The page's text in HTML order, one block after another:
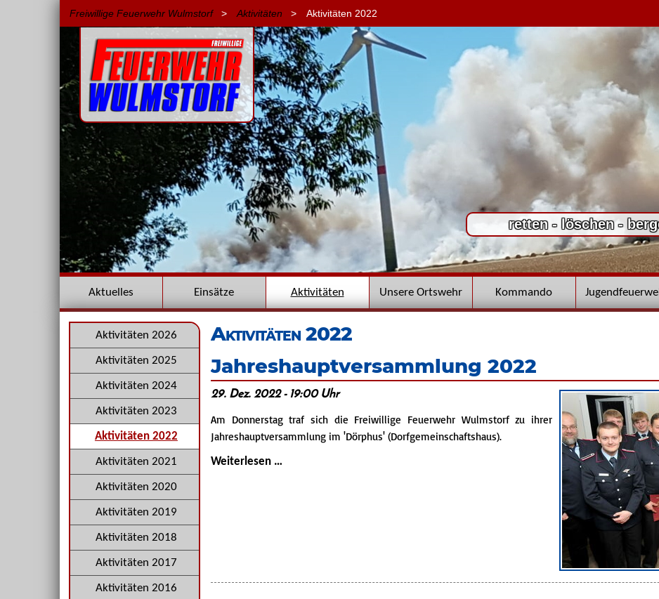
Freiwillige Feuerwehr Wulmstorf> Aktivitäten > Aktivitäten 2022
retten - löschen -
Navigation
überspringen
Aktuelles Einsätze Aktivitäten Unsere Ortswehr Kommando
Aktivitäten 2022
Jahreshauptversammlung 2022
29. Dez. 2022 - 19:00 Uhr
Am Donnerstag traf sich die Freiwillige Feuerwehr Wulmstorf zu ihrer
Jahreshauptversammlung im 'Dörphus' (Dorfgemeinschaftshaus).
Weiterlesen …Jahreshauptversammlung
Navigation
überspringen
Aktivitäten 2026
Aktivitäten 2025
Aktivitäten 2024
Aktivitäten 2023
Aktivitäten 2022
Aktivitäten 2021
Aktivitäten 2020
Aktivitäten 2019
Aktivitäten 2018
Aktivitäten 2017
Aktivitäten 2016